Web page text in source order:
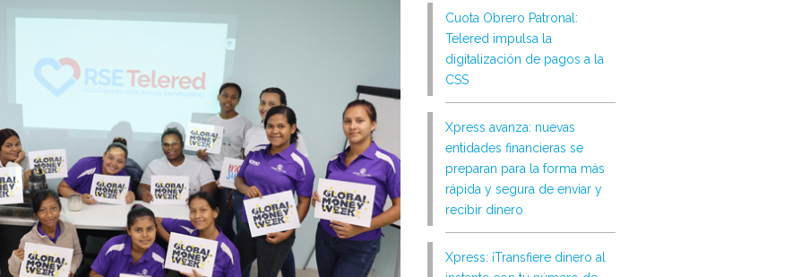
Cuota Obrero Patronal:
Telered impulsa la
digitalización de pagos a la
CSS
Xpress avanza: nuevas
entidades financieras se
preparan para la forma más
rápida y segura de enviar y
recibir dinero
Xpress: ¡Transfiere dinero al